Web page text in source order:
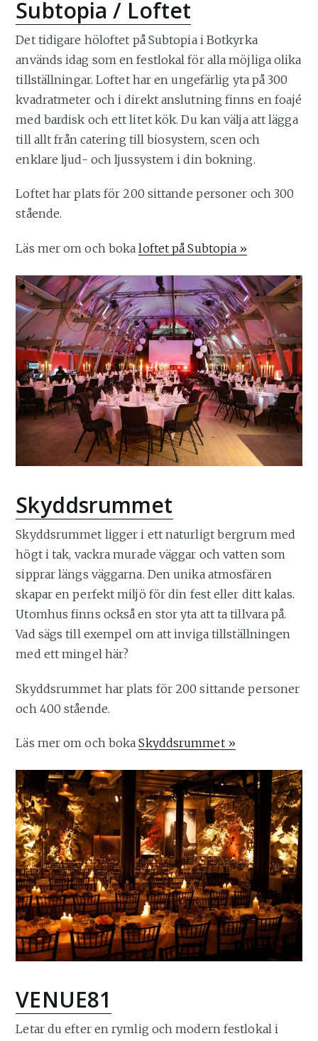
Subtopia / Loftet
Det tidigare höloftet på Subtopia i Botkyrka
används idag som en festlokal för alla möjliga olika
tillställningar. Loftet har en ungefärlig yta på 300
kvadratmeter och i direkt anslutning finns en foajé
med bardisk och ett litet kök. Du kan välja att lägga
till allt från catering till biosystem, scen och
enklare ljud- och ljussystem i din bokning.
Loftet har plats för 200 sittande personer och 300
stående.
Läs mer om och bokaloftet på Subtopia »
Skyddsrummet
Skyddsrummet ligger i ett naturligt bergrum med
högt i tak, vackra murade väggar och vatten som
sipprar längs väggarna. Den unika atmosfären
skapar en perfekt miljö för din fest eller ditt kalas.
Utomhus finns också en stor yta att ta tillvara på.
Vad sägs till exempel om att inviga tillställningen
med ett mingel här?
Skyddsrummet har plats för 200 sittande personer
och 400 stående.
Läs mer om och bokaSkyddsrummet »
VENUE81
Letar du efter en rymlig och modern festlokal i